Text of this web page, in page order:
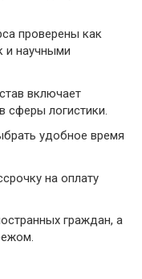
проверены как
и научными
включает
сферы логистики.
удобное время
на оплату
граждан, а